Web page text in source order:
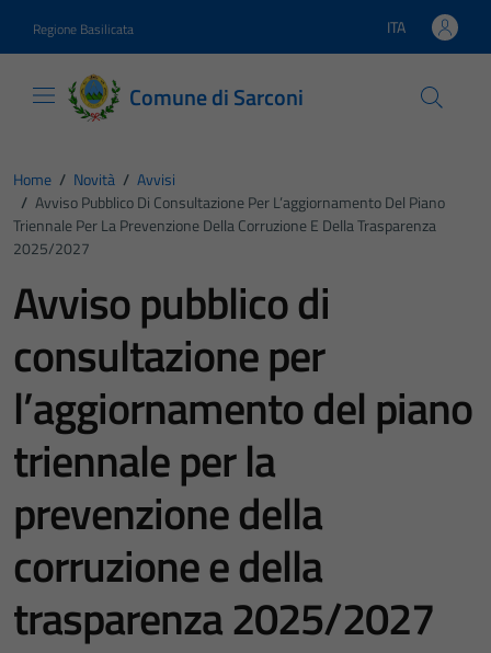
Regione Basilicata Lingua attiva:
ITA
Comune di Sarconi
Home / Novità / Avvisi
/ Avviso Pubblico Di Consultazione Per L’aggiornamento Del Piano
Triennale Per La Prevenzione Della Corruzione E Della Trasparenza
2025/2027
Avviso pubblico di
consultazione per
l’aggiornamento del piano
triennale per la
prevenzione della
corruzione e della
trasparenza 2025/2027